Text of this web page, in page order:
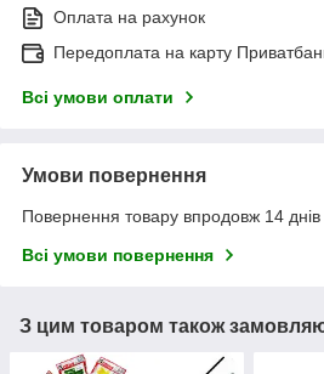
Оплата на рахунок
Передоплата на карту
Всі умови оплати
Умови повернення
Повернення товару впродовж 14
Всі умови повернення
З цим товаром також